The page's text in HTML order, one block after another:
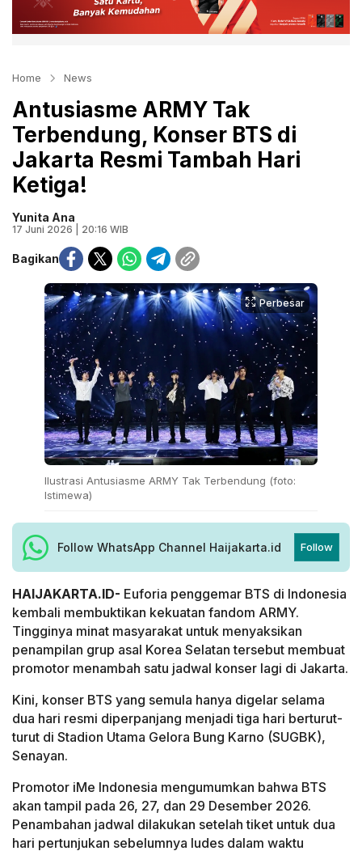
Home News
Antusiasme ARMY Tak
Terbendung, Konser BTS di
Jakarta Resmi Tambah Hari
Ketiga!
Yunita Ana
17 Juni 2026 | 20:16 WIB
Bagikan
Perbesar
Ilustrasi Antusiasme ARMY Tak Terbendung (foto:
Istimewa)
Follow WhatsApp Channel Haijakarta.id Follow
HAIJAKARTA.ID- Euforia penggemar BTS di Indonesia
kembali membuktikan kekuatan fandom ARMY.
Tingginya minat masyarakat untuk menyaksikan
penampilan grup asal Korea Selatan tersebut membuat
promotor menambah satu jadwal konser lagi di Jakarta.
Kini, konser BTS yang semula hanya digelar selama
dua hari resmi diperpanjang menjadi tiga hari berturut-
turut di Stadion Utama Gelora Bung Karno (SUGBK),
Senayan.
Promotor iMe Indonesia mengumumkan bahwa BTS
akan tampil pada 26, 27, dan 29 Desember 2026.
Penambahan jadwal dilakukan setelah tiket untuk dua
hari pertunjukan sebelumnya ludes dalam waktu